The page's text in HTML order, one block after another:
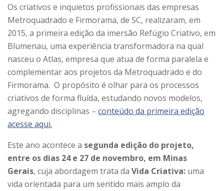
Os criativos e inquietos profissionais das empresas
Metroquadrado e Firmorama, de SC, realizaram, em
2015, a primeira edição da imersão Refúgio Criativo, em
Blumenau, uma experiência transformadora na qual
nasceu o Atlas, empresa que atua de forma paralela e
complementar aos projetos da Metroquadrado e do
Firmorama. O propósito é olhar para os processos
criativos de forma fluída, estudando novos modelos,
agregando disciplinas – conteúdo da primeira edição
acesse aqui.
Este ano acontece a segunda edição do projeto,
entre os dias 24 e 27 de novembro, em Minas
Gerais, cuja abordagem trata da Vida Criativa: uma
vida orientada para um sentido mais amplo da